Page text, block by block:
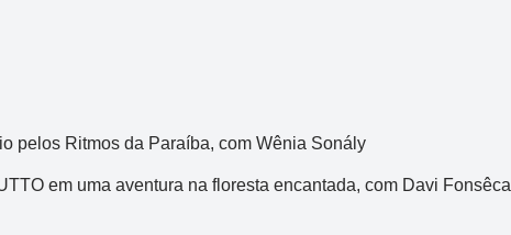
pelos Ritmos da Paraíba, com Wênia Sonály
em uma aventura na floresta encantada, com Davi Fonsêca